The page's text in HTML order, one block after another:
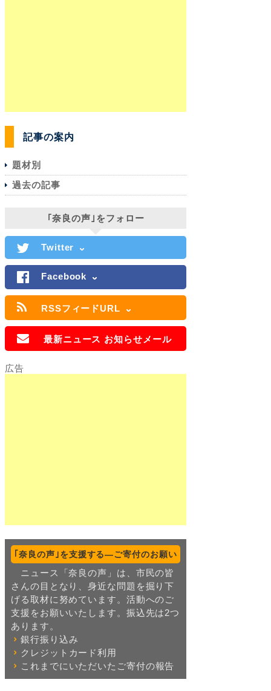
記事の案内
題材別
過去の記事
｢奈良の声｣をフォロー
Twitter
Facebook
RSSフィードURL
最新ニュース お知らせメール
｢奈良の声｣を支援する―ご寄付のお願い
ニュース「奈良の声」は、市民の皆
さんの目となり、身近な問題を掘り下
げる取材に努めています。活動へのご
支援をお願いいたします。振込先は2つ
あります。
銀行振り込み
クレジットカード利用
これまでにいただいたご寄付の報告